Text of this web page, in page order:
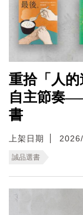
重拾「人的
自主節奏
書
上架日期
誠品選書